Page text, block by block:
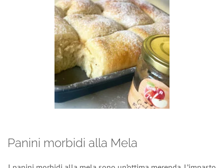
Panini morbidi alla Mela